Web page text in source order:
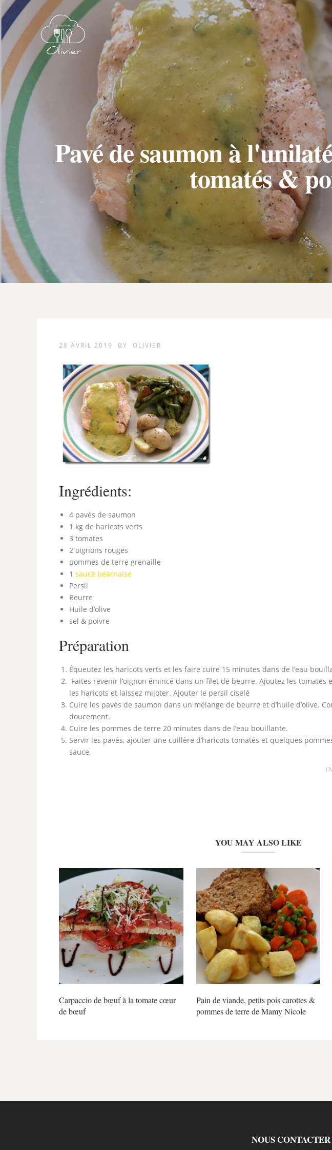
Pavé de saumon à
tomatés &
28 AVRIL 2019 BY OLIVIER
Ingrédients:
4 pavés de saumon
1 kg de haricots verts
3 tomates
2 oignons rouges
pommes de terre grenaille
1sauce béarnaise
Persil
Beurre
Huile d’olive
sel & poivre
Préparation
Équeutez les haricots verts et les faire cuire 15 minutes dans de l’eau
Faites revenir l’oignon émincé dans un filet de beurre. Ajoutez les
les haricots et laissez mijoter. Ajouter le persil ciselé
Cuire les pavés de saumon dans un mélange de beurre et d’huile d’olive.
doucement.
Cuire les pommes de terre 20 minutes dans de l’eau bouillante.
Servir les pavés, ajouter une cuillère d’haricots tomatés et quelques
sauce.
IN
YOU MAY ALSO LIKE
Carpaccio de bœuf à la tomate cœur
de bœuf
Pain de viande, petits pois carottes &
pommes de terre de Mamy Nicole
NOUS CONTACTER